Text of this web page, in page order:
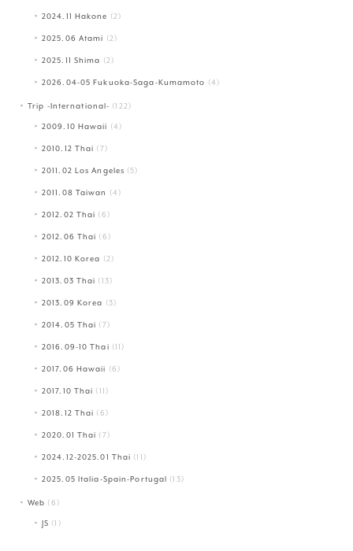
2024.11 Hakone (2)
2025.06 Atami (2)
2025.11 Shima (2)
2026.04-05 Fukuoka-Saga-Kumamoto (4)
Trip -International- (122)
2009.10 Hawaii (4)
2010.12 Thai (7)
2011.02 Los Angeles (5)
2011.08 Taiwan (4)
2012.02 Thai (6)
2012.06 Thai (6)
2012.10 Korea (2)
2013.03 Thai (13)
2013.09 Korea (3)
2014.05 Thai (7)
2016.09-10 Thai (11)
2017.06 Hawaii (6)
2017.10 Thai (11)
2018.12 Thai (6)
2020.01 Thai (7)
2024.12-2025.01 Thai (11)
2025.05 Italia-Spain-Portugal (13)
Web (6)
JS (1)